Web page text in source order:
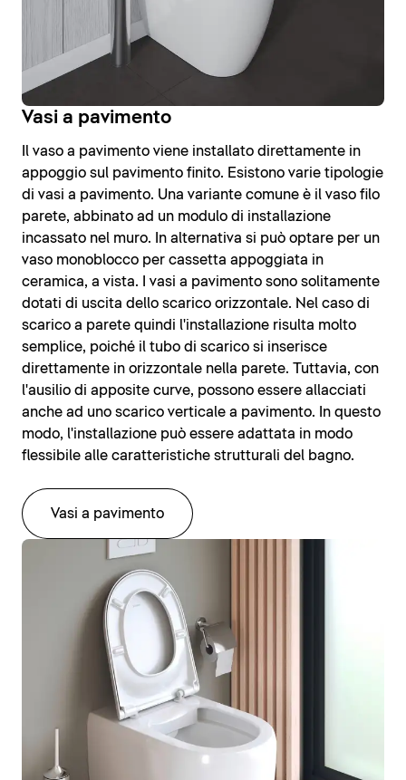
Vasi a pavimento
Il vaso a pavimento viene installato direttamente in
appoggio sul pavimento finito. Esistono varie tipologie
di vasi a pavimento. Una variante comune è il vaso filo
parete, abbinato ad un modulo di installazione
incassato nel muro. In alternativa si può optare per un
vaso monoblocco per cassetta appoggiata in
ceramica, a vista. I vasi a pavimento sono solitamente
dotati di uscita dello scarico orizzontale. Nel caso di
scarico a parete quindi l'installazione risulta molto
semplice, poiché il tubo di scarico si inserisce
direttamente in orizzontale nella parete. Tuttavia, con
l'ausilio di apposite curve, possono essere allacciati
anche ad uno scarico verticale a pavimento. In questo
modo, l'installazione può essere adattata in modo
flessibile alle caratteristiche strutturali del bagno.
Vasi a pavimento